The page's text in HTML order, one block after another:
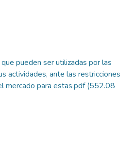
pueden ser utilizadas por las
actividades, ante las restricciones
mercado para estas.pdf(552.08